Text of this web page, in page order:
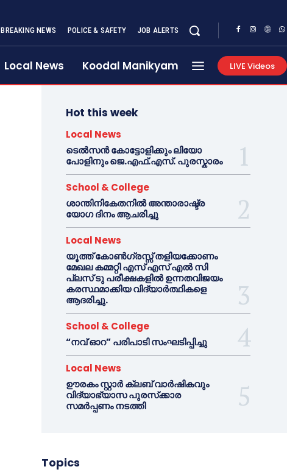
BREAKING NEWS POLICE & SAFETY JOB ALERTS
Local News Koodal Manikyam LIVE Videos
Hot this week
Local News
ടെൽസൻ കോട്ടോളിക്കും ലിയോ
പോളിനും ജെ.എഫ്.എസ്. പുരസ്കാരം
School & College
ശാന്തിനികേതനിൽ അന്താരാഷ്ട്ര
യോഗ ദിനം ആചരിച്ചു
Local News
യൂത്ത് കോൺഗ്രസ്സ് തളിയക്കോണം
മേഖല കമ്മറ്റി എസ് എസ് എൽ സി
പ്ലസ് ടു പരീക്ഷകളിൽ ഉന്നതവിജയം
കരസ്ഥമാക്കിയ വിദ്യാർത്ഥികളെ
ആദരിച്ചു.
School & College
“നവ് ഓറ” പരിപാടി സംഘടിപ്പിച്ചു
Local News
ഊരകം സ്റ്റാർ ക്ലബ് വാർഷികവും
വിദ്യാഭ്യാസ പുരസ്‌ക്കാര
സമർപ്പണം നടത്തി
Topics